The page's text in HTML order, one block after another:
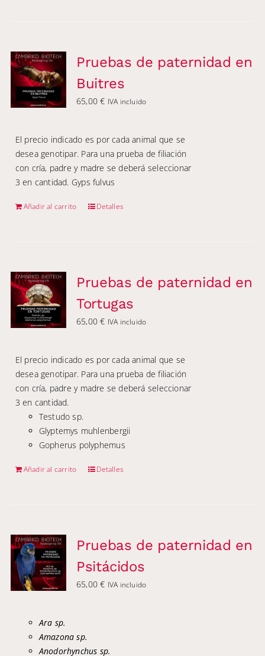
Pruebas de paternidad en
Buitres
65,00€ IVA incluido
El precio indicado es por cada animal que se
desea genotipar. Para una prueba de filiación
con cría, padre y madre se deberá seleccionar
3 en cantidad. Gyps fulvus
Añadir al carrito Detalles
Pruebas de paternidad en
Tortugas
65,00€ IVA incluido
El precio indicado es por cada animal que se
desea genotipar. Para una prueba de filiación
con cría, padre y madre se deberá seleccionar
3 en cantidad.
Testudo sp.
Glyptemys muhlenbergii
Gopherus polyphemus
Añadir al carrito Detalles
Pruebas de paternidad en
Psitácidos
65,00€ IVA incluido
Ara sp.
Amazona sp.
Anodorhynchus sp.